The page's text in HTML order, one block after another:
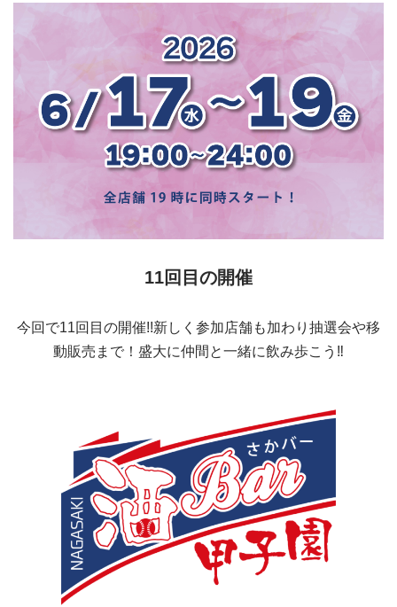
11回目の開催
今回で11回目の開催!!新しく参加店舗も加わり抽選会や移
動販売まで！盛大に仲間と一緒に飲み歩こう‼